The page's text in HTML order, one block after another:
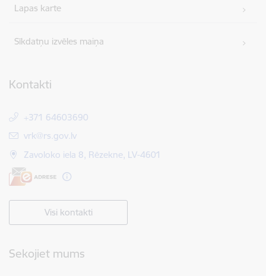
Lapas karte
Sīkdatņu izvēles maiņa
Kontakti
+371 64603690
E-pasts:
vrk@rs.gov.lv
Zavoloko iela 8, Rēzekne, LV-4601
Visi kontakti
Sekojiet mums